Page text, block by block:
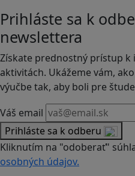
Prihláste sa k
newslettera
Získate prednostný prístup k
aktivitách. Ukážeme vám,
výučbe tak, aby boli pre
Váš email
Prihláste sa k odberu
Kliknutím na "odoberať"
osobných údajov.